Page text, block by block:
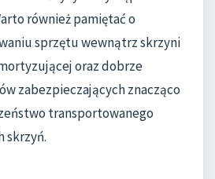
również pamiętać o
sprzętu wewnątrz skrzyni
oraz dobrze
zabezpieczających znacząco
transportowanego
skrzyń.